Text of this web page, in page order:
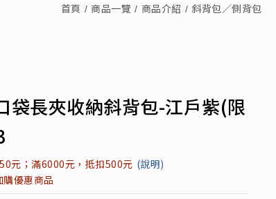
首頁 商品一覽 商品介紹 斜背包／側背包
袋長夾收納斜背包-江戶紫(限
元；滿6000元，抵扣500元 (說明)
優惠商品